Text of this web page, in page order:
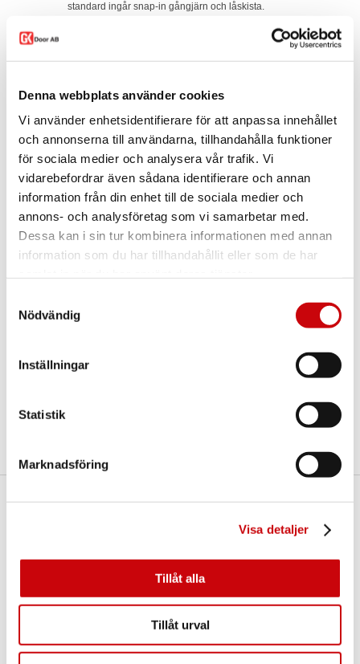
Denna webbplats använder cookies
Vi använder enhetsidentifierare för att anpassa innehållet
och annonserna till användarna, tillhandahålla funktioner
för sociala medier och analysera vår trafik. Vi
vidarebefordrar även sådana identifierare och annan
information från din enhet till de sociala medier och
annons- och analysföretag som vi samarbetar med.
Dessa kan i sin tur kombinera informationen med annan
information som du har tillhandahållit eller som de har
Nödvändig
Inställningar
Statistik
Marknadsföring
Visa detaljer
Tillåt alla
Tillåt urval
standard ingår snap-in gångjärn och låskista.
eller olika delning, skjutdörr samt parskjutdörr.
Varianten finns att köpa i webshoppen. I
offertförfrågan väljer du
glastyp, karmsamttrycke.
Kontakta oss viamejleller telefon om du har
några funderingar eller särskilda önskemål.
Fler varianter
Innerdörr